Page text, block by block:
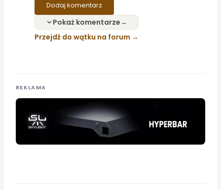
Dodaj komentarz
Pokaż komentarze
Przejdź do wątku na forum
REKLAMA